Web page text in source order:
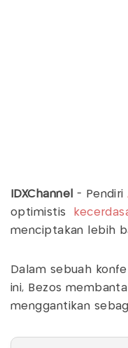
IDXChannel - Pendiri
optimistis
menciptakan lebih
Dalam sebuah
ini, Bezos
menggantikan